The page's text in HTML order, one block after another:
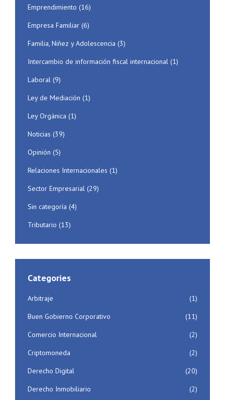
Emprendimiento (16)
Empresa Familiar (6)
Familia, Niñez y Adolescencia (3)
Intercambio de información fiscal internacional (1)
Laboral (9)
Ley de Mediación (1)
Ley Orgánica (1)
Noticias (39)
Opinión (5)
Relaciones Internacionales (1)
Sector Empresarial (29)
Sin categoría (4)
Tributario (13)
Categories
Arbitraje
(1)
Buen Gobierno Corporativo
(11)
Comercio Internacional
(2)
Criptomoneda
(2)
Derecho Digital
(20)
Derecho Inmobiliario
(2)